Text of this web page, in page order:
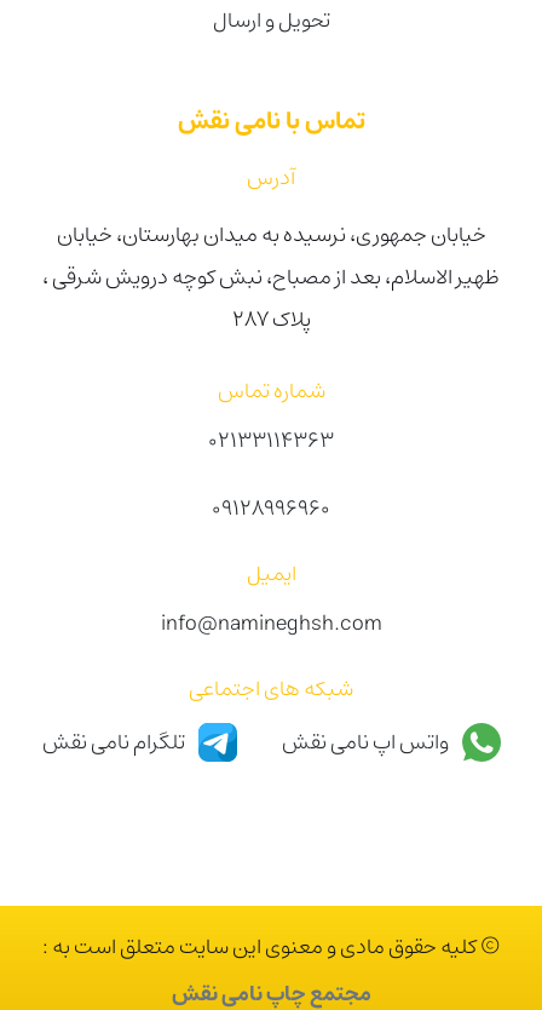
تحویل و ارسال
تماس با نامی نقش
آدرس
خیابان جمهوری، نرسیده به میدان بهارستان، خیابان
ظهیر الاسلام، بعد از مصباح، نبش کوچه درویش شرقی ،
پلاک ۲۸۷
شماره تماس
02133114363
09128996960
ایمیل
info@namineghsh.com
شبکه های اجتماعی
واتس اپ نامی نقش
تلگرام نامی نقش
© کلیه حقوق مادی و معنوی این سایت متعلق است به :
مجتمع چاپ نامی نقش